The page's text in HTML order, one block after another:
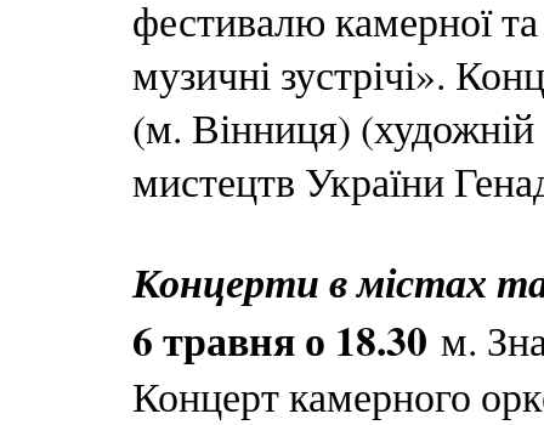
фестивалю камерної
музичні зустрічі».
(м. Вінниця) (художній
мистецтв України
Концерти в містах
6 травня о 18.30 м.
Концерт камерного